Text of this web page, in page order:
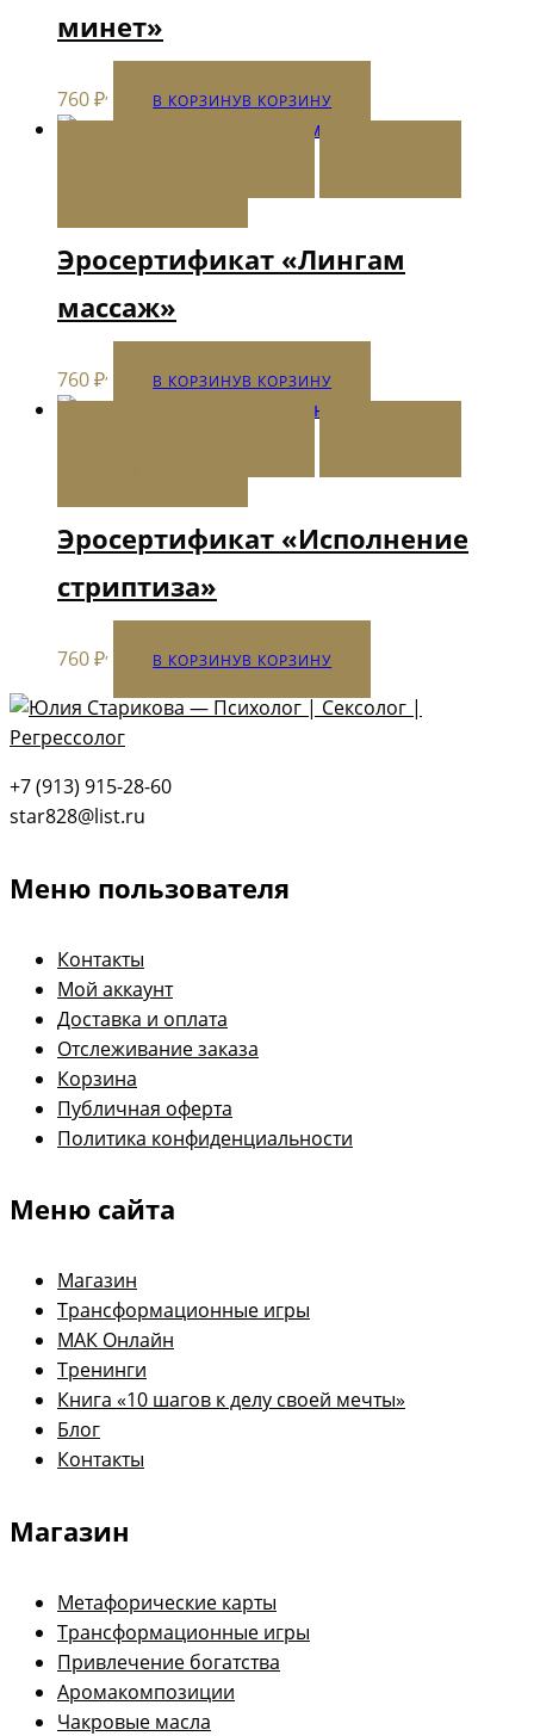
минет»
760₽, В КОРЗИНУВ КОРЗИНУ
Эросертификат «Лингам
массаж»
760₽, В КОРЗИНУВ КОРЗИНУ
Эросертификат «Исполнение
стриптиза»
760₽, В КОРЗИНУВ КОРЗИНУ
+7 (913) 915-28-60
star828@list.ru
Меню пользователя
Контакты
Мой аккаунт
Доставка и оплата
Отслеживание заказа
Корзина
Публичная оферта
Политика конфиденциальности
Меню сайта
Магазин
Трансформационные игры
МАК Онлайн
Тренинги
Книга «10 шагов к делу своей мечты»
Блог
Контакты
Магазин
Метафорические карты
Трансформационные игры
Привлечение богатства
Аромакомпозиции
Чакровые масла